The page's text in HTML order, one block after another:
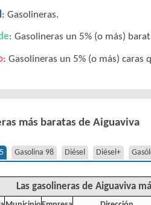
: Gasolineras.
: Gasolineras un 5% (o más)
: Gasolineras un 5% (o más) caras
más baratas de Aiguaviva
Gasolina 98 Diésel Diésel+
Las gasolineras de Aiguaviva